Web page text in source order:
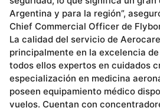
Argentina y para la región”,
Chief Commercial Officer de
La calidad del servicio de
principalmente en la excelencia
todos ellos expertos en cuidados
especialización en medicina
poseen equipamiento médico
vuelos. Cuentan con